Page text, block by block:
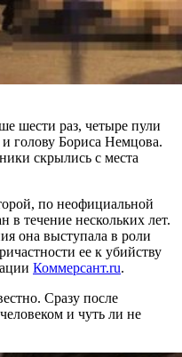
шести раз, четыре пули
голову Бориса Немцова.
скрылись с места
по неофициальной
течение нескольких лет.
она выступала в роли
ее к убийству
Коммерсант.ru.
Сразу после
и чуть ли не